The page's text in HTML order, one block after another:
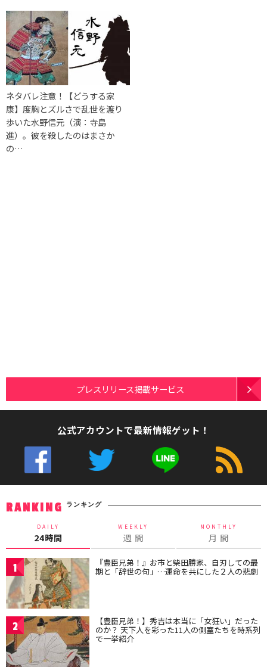
ネタバレ注意！【どうする家
康】度胸とズルさで乱世を渡り
歩いた水野信元（演：寺島
進）。彼を殺したのはまさか
の…
プレスリリース掲載サービス
公式アカウントで最新情報ゲット！
RANKING ランキング
DAILY
24時間
WEEKLY
週 間
MONTHLY
月 間
1 『豊臣兄弟！』お市と柴田勝家、自刃しての最
期と「辞世の句」…運命を共にした２人の悲劇
2 【豊臣兄弟！】秀吉は本当に「女狂い」だった
のか？ 天下人を彩った11人の側室たちを時系列
で一挙紹介